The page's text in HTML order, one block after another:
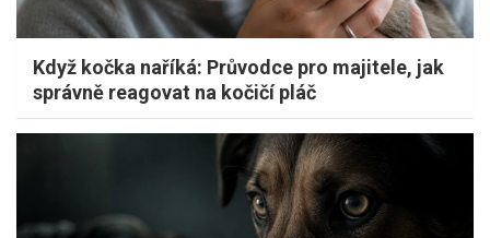
Když kočka naříká: Průvodce pro majitele, jak
správně reagovat na kočičí pláč